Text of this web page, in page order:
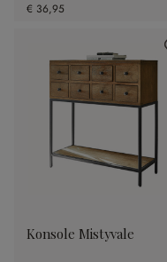
€ 36,95
Konsole Mistyvale